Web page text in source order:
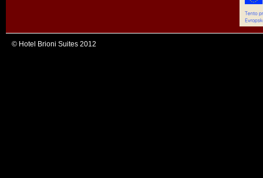
© Hotel Brioni Suites 2012